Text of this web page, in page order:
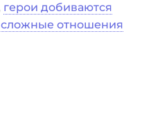
герои добиваются
сложные отношения